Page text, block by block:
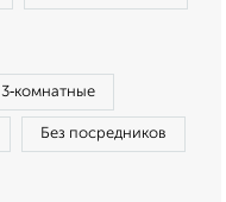
3‑комнатные
Без посредников